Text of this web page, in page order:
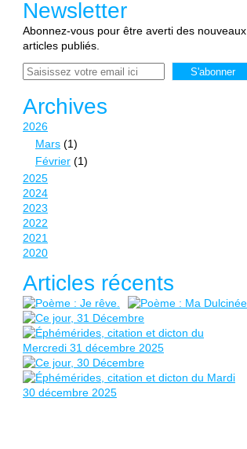
Newsletter
Abonnez-vous pour être averti des nouveaux
articles publiés.
Email
Archives
2026
Mars (1)
Février (1)
2025
2024
2023
2022
2021
2020
Articles récents